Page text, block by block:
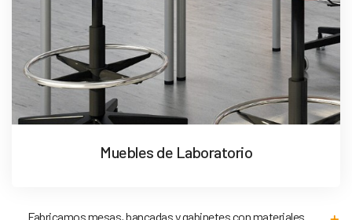
Muebles de Laboratorio
Fabricamos mesas, bancadas y gabinetes con materiales